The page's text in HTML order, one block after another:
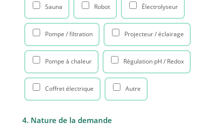
Sauna Robot Électrolyseur
Pompe / filtration Projecteur / éclairage
Pompe à chaleur Régulation pH / Redox
Coffret électrique Autre
4. Nature de la demande